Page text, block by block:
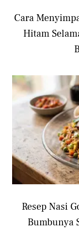
Cara
Hitam
Resep Nasi
Bumbunya